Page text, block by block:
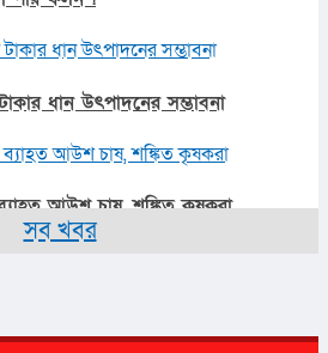
ধান উৎপাদনের সম্ভাবনা
ব্যাহত আউশ চাষ, শঙ্কিত কৃষকরা
সব খবর